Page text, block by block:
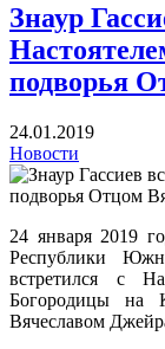
Знаур
подворья
24.01.2019
Новости
24 января 2019
Республики
встретился с
Богородицы на
Вячеславом